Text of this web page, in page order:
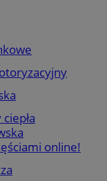
online!